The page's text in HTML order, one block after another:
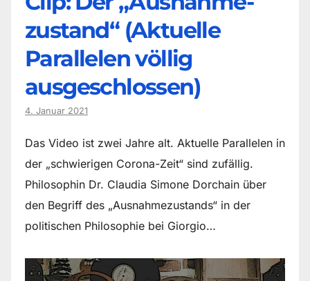
zustand“ (Aktuelle
Parallelen völlig
ausgeschlossen)
4. Januar 2021
Das Video ist zwei Jahre alt. Aktuelle Parallelen in
der „schwierigen Corona-Zeit“ sind zufällig.
Philosophin Dr. Claudia Simone Dorchain über
den Begriff des „Ausnahmezustands“ in der
politischen Philosophie bei Giorgio…